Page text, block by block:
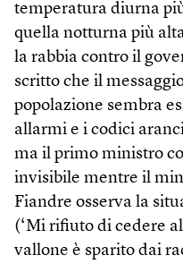
temperatura diurna
quella notturna più
la rabbia contro il
scritto che il
popolazione sembra
allarmi e i codici
ma il primo ministro
invisibile mentre il
Fiandre osserva la
(‘Mi rifiuto di cedere
vallone è sparito dai